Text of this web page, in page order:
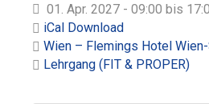
01. Apr. 2027 - 09:00 bis
iCal Download
Wien – Flemings Hotel
Lehrgang (FIT & PROPER)